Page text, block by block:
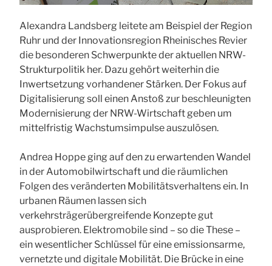
Alexandra Landsberg leitete am Beispiel der Region
Ruhr und der Innovationsregion Rheinisches Revier
die besonderen Schwerpunkte der aktuellen NRW-
Strukturpolitik her. Dazu gehört weiterhin die
Inwertsetzung vorhandener Stärken. Der Fokus auf
Digitalisierung soll einen Anstoß zur beschleunigten
Modernisierung der NRW-Wirtschaft geben um
mittelfristig Wachstumsimpulse auszulösen.
Andrea Hoppe ging auf den zu erwartenden Wandel
in der Automobilwirtschaft und die räumlichen
Folgen des veränderten Mobilitätsverhaltens ein. In
urbanen Räumen lassen sich
verkehrsträgerübergreifende Konzepte gut
ausprobieren. Elektromobile sind – so die These –
ein wesentlicher Schlüssel für eine emissionsarme,
vernetzte und digitale Mobilität. Die Brücke in eine